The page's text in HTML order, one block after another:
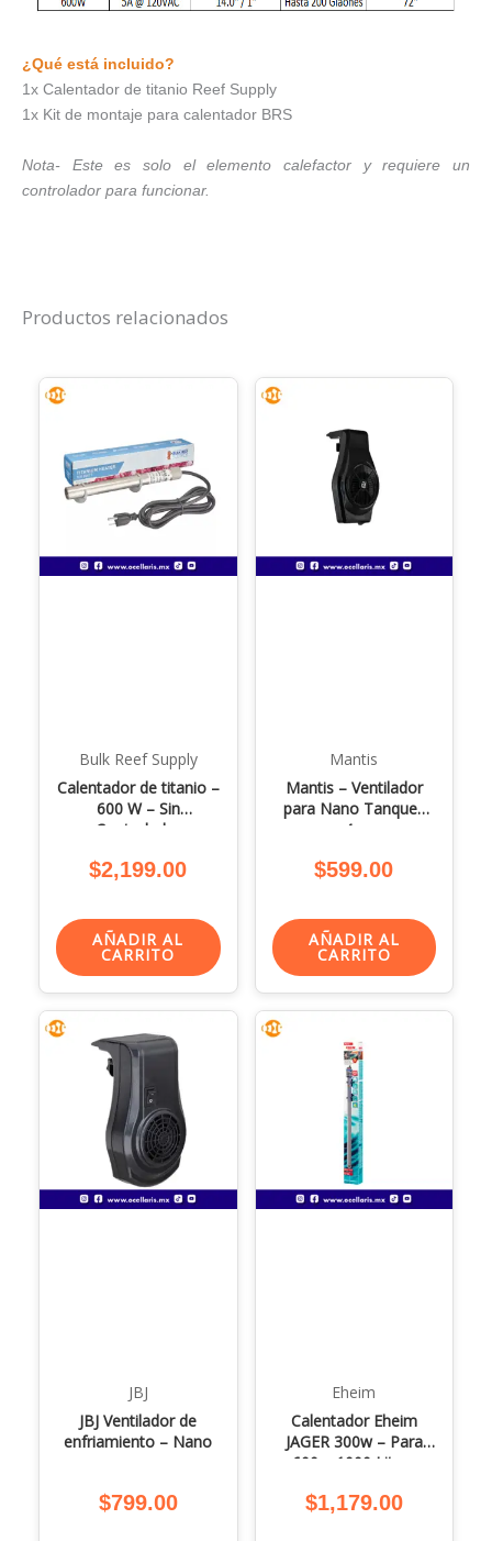
¿Qué está incluido?
1x Calentador de titanio Reef Supply
1x Kit de montaje para calentador BRS
Nota- Este es solo el elemento calefactor y requiere un
controlador para funcionar.
Productos relacionados
Bulk Reef Supply
Calentador de titanio –
600 W – Sin
Controlador
$2,199.00
AÑADIR AL
CARRITO
Mantis
Mantis – Ventilador
para Nano Tanques
4w
$599.00
AÑADIR AL
CARRITO
JBJ
JBJ Ventilador de
enfriamiento – Nano
$799.00
Eheim
Calentador Eheim
JAGER 300w – Para
600 a 1000 Litros
$1,179.00